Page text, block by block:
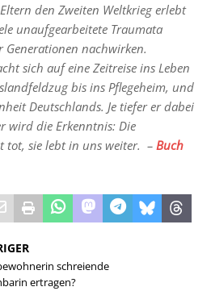
den Zweiten Weltkrieg erlebt
unaufgearbeitete Traumata
nachwirken.
sich auf eine Zeitreise ins Leben
bis ins Pflegeheim, und
Deutschlands. Je tiefer er dabei
wird die Erkenntnis: Die
tot, sie lebt in uns weiter. – Buch
schreiende
ertragen?